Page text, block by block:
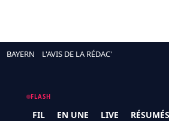
BAYERN L'AVIS DE LA RÉDAC'
FLASH
FIL EN UNE LIVE RÉSUMÉS